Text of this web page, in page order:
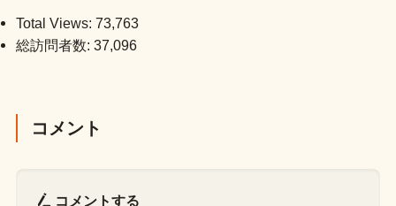
Total Views: 73,763
総訪問者数: 37,096
コメント
コメントする